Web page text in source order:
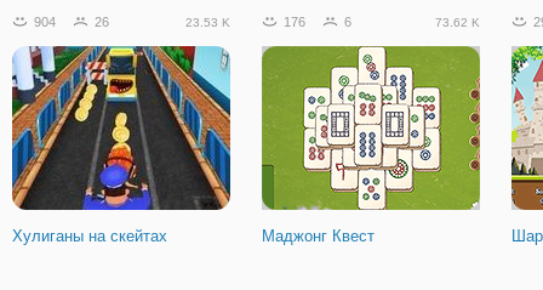
904 26 23.53 K
Хулиганы на скейтах
176 6 73.62 K
Маджонг Квест